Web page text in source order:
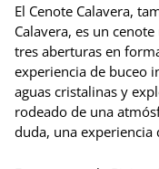
El Cenote Calavera,
Calavera, es un
tres aberturas en
experiencia de buceo
aguas cristalinas y
rodeado de una
duda, una experiencia